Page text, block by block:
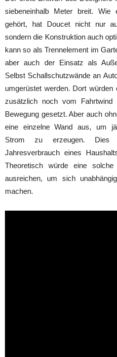
siebeneinhalb Meter breit.
gehört, hat Doucet nicht nur
sondern die Konstruktion auch
kann so als Trennelement im
aber auch der Einsatz als
Selbst Schallschutzwände an
umgerüstet werden. Dort würden
zusätzlich noch vom
Bewegung gesetzt. Aber auch
eine einzelne Wand aus, um
Strom zu erzeugen.
Jahresverbrauch eines
Theoretisch würde eine
ausreichen, um sich
machen.